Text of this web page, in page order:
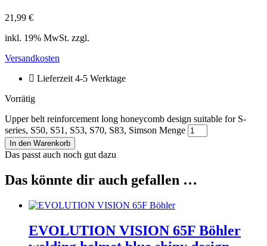
21,99 €
inkl. 19% MwSt. zzgl.
Versandkosten
Lieferzeit 4-5 Werktage
Vorrätig
Upper belt reinforcement long honeycomb design suitable for S-
series, S50, S51, S53, S70, S83, Simson Menge
In den Warenkorb
Das passt auch noch gut dazu
Das könnte dir auch gefallen …
EVOLUTION VISION 65F Böhler